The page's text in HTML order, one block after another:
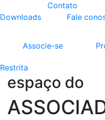
Downloads
Contato
Fale
Associe-se
Restrita
espaço do